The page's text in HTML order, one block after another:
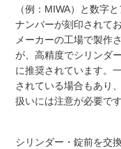
（例：MIWA）と数字
ナンバーが刻印されて
メーカーの工場で製作
が、高精度でシリンダ
に推奨されています。
されている場合もあり
扱いには注意が必要です
シリンダー・錠前を交